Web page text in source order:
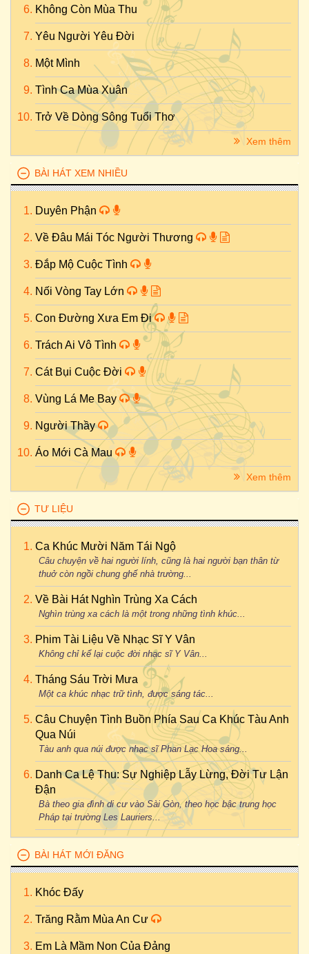
Không Còn Mùa Thu
Yêu Người Yêu Đời
Một Mình
Tình Ca Mùa Xuân
Trở Về Dòng Sông Tuổi Thơ
Xem thêm
BÀI HÁT XEM NHIỀU
Duyên Phận
Về Đâu Mái Tóc Người Thương
Đắp Mộ Cuộc Tình
Nối Vòng Tay Lớn
Con Đường Xưa Em Đi
Trách Ai Vô Tình
Cát Bụi Cuộc Đời
Vùng Lá Me Bay
Người Thầy
Áo Mới Cà Mau
Xem thêm
TƯ LIỆU
Ca Khúc Mười Năm Tái Ngộ
Câu chuyện về hai người lính, cũng là hai người bạn thân từ
thuở còn ngồi chung ghế nhà trường...
Về Bài Hát Nghìn Trùng Xa Cách
Nghìn trùng xa cách là một trong những tình khúc...
Phim Tài Liệu Về Nhạc Sĩ Y Vân
Không chỉ kể lại cuộc đời nhạc sĩ Y Vân...
Tháng Sáu Trời Mưa
Một ca khúc nhạc trữ tình, được sáng tác...
Câu Chuyện Tình Buồn Phía Sau Ca Khúc Tàu Anh
Qua Núi
Tàu anh qua núi được nhạc sĩ Phan Lạc Hoa sáng...
Danh Ca Lệ Thu: Sự Nghiệp Lẫy Lừng, Đời Tư Lận
Đận
Bà theo gia đình di cư vào Sài Gòn, theo học bậc trung học
Pháp tại trường Les Lauriers...
BÀI HÁT MỚI ĐĂNG
Khóc Đấy
Trăng Rằm Mùa An Cư
Em Là Mầm Non Của Đảng